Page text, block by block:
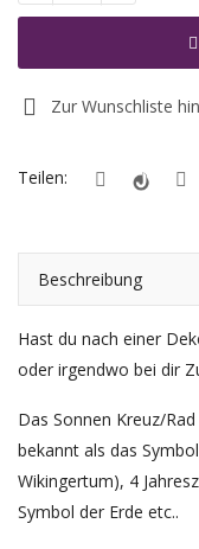
Zur Wunschliste
Teilen:
Beschreibung
Hast du nach einer
oder irgendwo bei dir
Das Sonnen Kreuz/
bekannt als das
Wikingertum), 4
Symbol der Erde etc..